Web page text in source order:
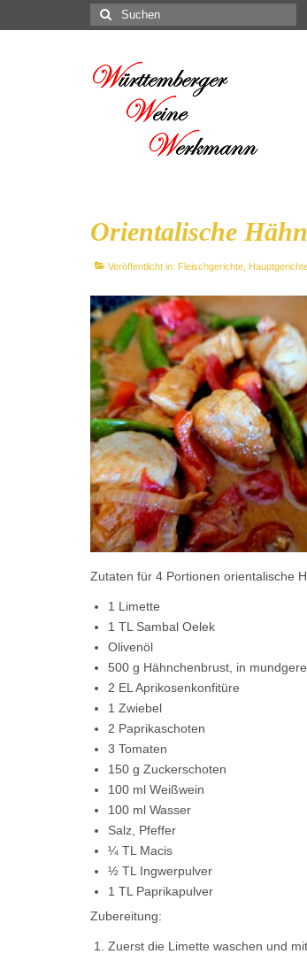
Suchen
nach:
Orientalische
Veröffentlicht in: Fleischgerichte
Zutaten für 4 Portionen orientalische
1 Limette
1 TL Sambal Oelek
Olivenöl
500 g Hähnchenbrust, in
2 EL Aprikosenkonfitüre
1 Zwiebel
2 Paprikaschoten
3 Tomaten
150 g Zuckerschoten
100 ml Weißwein
100 ml Wasser
Salz, Pfeffer
¼ TL Macis
½ TL Ingwerpulver
1 TL Paprikapulver
Zubereitung:
Zuerst die Limette waschen und